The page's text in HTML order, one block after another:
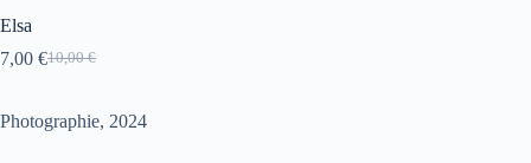
Elsa
10,00€
Le
était :
7,00 €Le
est :
Photographie, 2024